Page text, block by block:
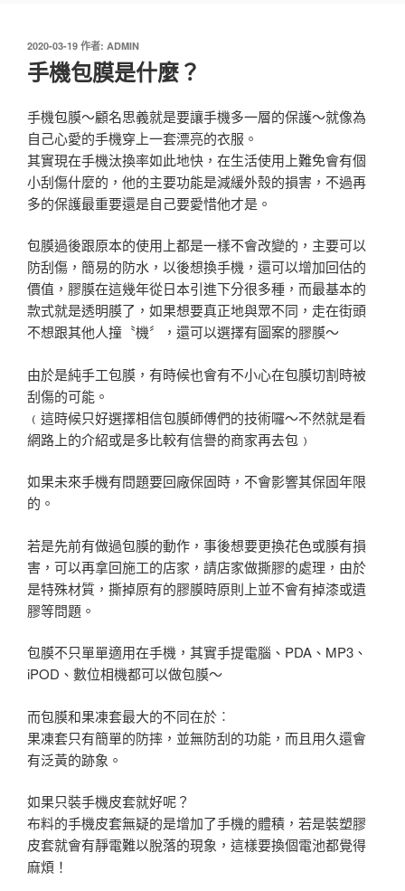
發
佈
於
2020-03-19 作者: ADMIN
手機包膜是什麼？
手機包膜～顧名思義就是要讓手機多一層的保護～就像為
自己心愛的手機穿上一套漂亮的衣服。
其實現在手機汰換率如此地快，在生活使用上難免會有個
小刮傷什麼的，他的主要功能是減緩外殼的損害，不過再
多的保護最重要還是自己要愛惜他才是。
包膜過後跟原本的使用上都是一樣不會改變的，主要可以
防刮傷，簡易的防水，以後想換手機，還可以增加回估的
價值，膠膜在這幾年從日本引進下分很多種，而最基本的
款式就是透明膜了，如果想要真正地與眾不同，走在街頭
不想跟其他人撞〝機〞，還可以選擇有圖案的膠膜～
由於是純手工包膜，有時候也會有不小心在包膜切割時被
刮傷的可能。
﹙這時候只好選擇相信包膜師傅們的技術囉～不然就是看
網路上的介紹或是多比較有信譽的商家再去包﹚
如果未來手機有問題要回廠保固時，不會影響其保固年限
的。
若是先前有做過包膜的動作，事後想要更換花色或膜有損
害，可以再拿回施工的店家，請店家做撕膠的處理，由於
是特殊材質，撕掉原有的膠膜時原則上並不會有掉漆或遺
膠等問題。
包膜不只單單適用在手機，其實手提電腦、PDA、MP3、
iPOD、數位相機都可以做包膜～
而包膜和果凍套最大的不同在於︰
果凍套只有簡單的防摔，並無防刮的功能，而且用久還會
有泛黃的跡象。
如果只裝手機皮套就好呢？
布料的手機皮套無疑的是增加了手機的體積，若是裝塑膠
皮套就會有靜電難以脫落的現象，這樣要換個電池都覺得
麻煩！